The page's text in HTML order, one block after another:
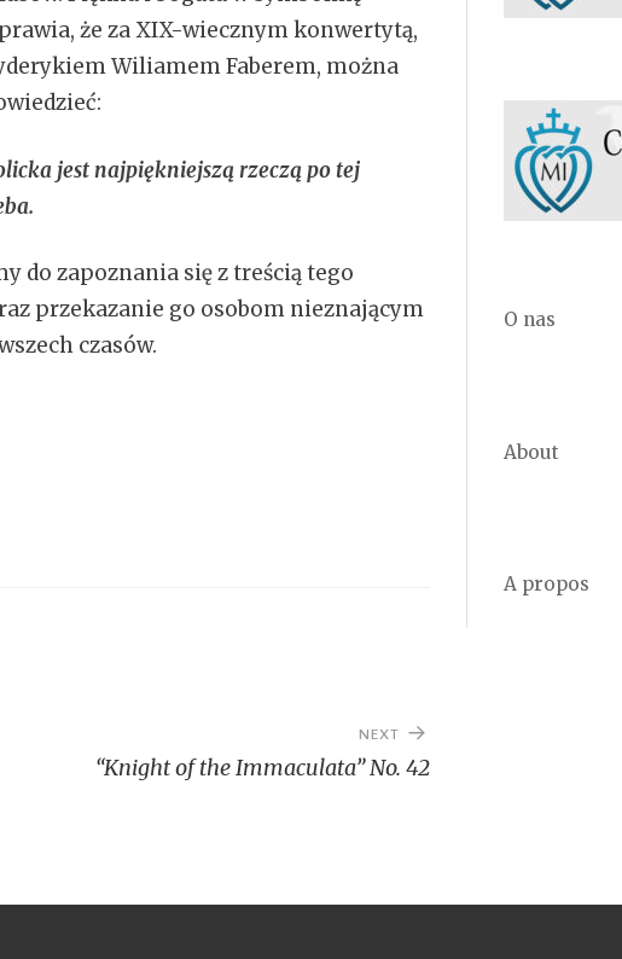
że za XIX-wiecznym konwertytą,
Wiliamem Faberem, można
jest najpiękniejszą rzeczą po tej
do zapoznania się z treścią tego
przekazanie go osobom nieznającym
czasów.
NEXT
“Knight of the Immaculata” No. 42
O nas
About
A propos